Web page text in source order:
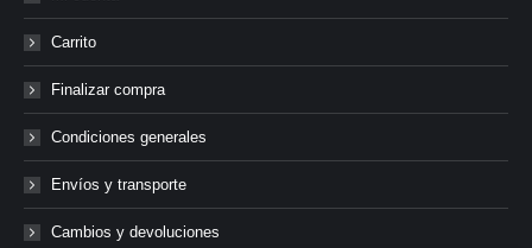
Carrito
Finalizar compra
Condiciones generales
Envíos y transporte
Cambios y devoluciones